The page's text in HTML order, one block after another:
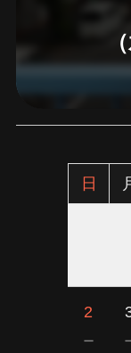
日
2
－